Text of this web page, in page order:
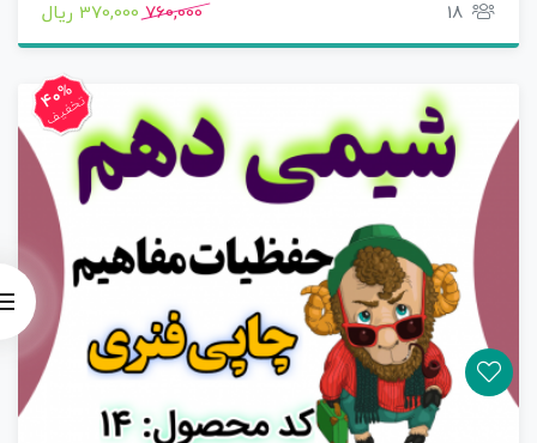
18
760,000 370,000 ریال
40%
تخفیف